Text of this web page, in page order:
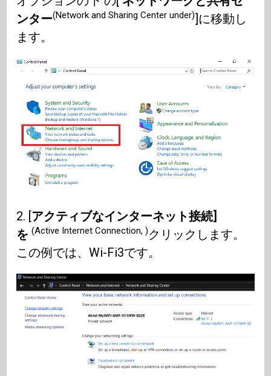
ンター(Network and Sharing Center under)]に移動し
ます。
2. [アクティブなインターネット接続]
を(Active Internet Connection, )クリックします。
この例では、Wi-Fi3です。